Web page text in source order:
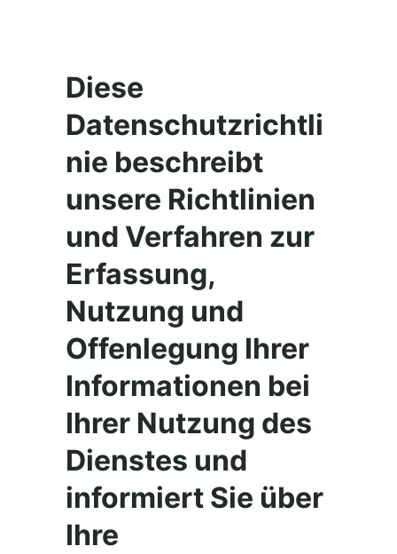
Diese
Datenschutzrichtli
nie beschreibt
unsere Richtlinien
und Verfahren zur
Erfassung,
Nutzung und
Offenlegung Ihrer
Informationen bei
Ihrer Nutzung des
Dienstes und
informiert Sie über
Ihre